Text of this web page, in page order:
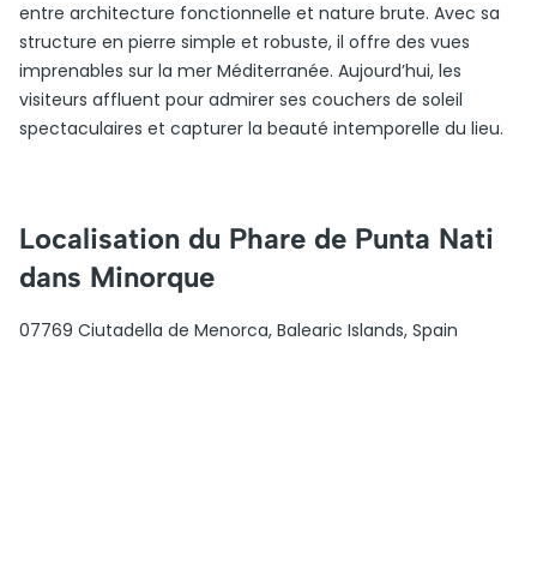
entre architecture fonctionnelle et nature brute. Avec sa
structure en pierre simple et robuste, il offre des vues
imprenables sur la mer Méditerranée. Aujourd’hui, les
visiteurs affluent pour admirer ses couchers de soleil
spectaculaires et capturer la beauté intemporelle du lieu.
Localisation du Phare de Punta Nati
dans Minorque
07769 Ciutadella de Menorca, Balearic Islands, Spain